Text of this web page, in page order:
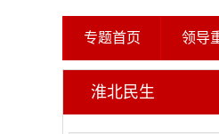
专题首页 领导
淮北民生